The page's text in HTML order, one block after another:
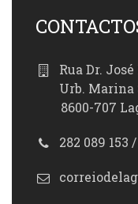
Rua Dr.
Urb. Marina
8600-707
282 089 153